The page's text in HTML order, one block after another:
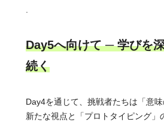
.
Day5へ向けて ─ 学びを
続く
Day4を通じて、挑戦者たちは「意
新たな視点と「プロトタイピング」